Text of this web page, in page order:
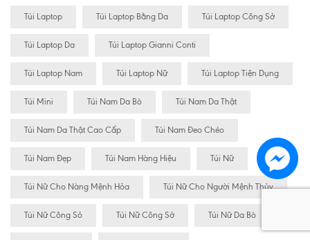
Túi Laptop Túi Laptop Bằng Da Túi Laptop Công Sở
Túi Laptop Da Túi Laptop Gianni Conti
Túi Laptop Nam Túi Laptop Nữ Túi Laptop Tiện Dụng
Túi Mini Túi Nam Da Bò Túi Nam Da Thật
Túi Nam Da Thật Cao Cấp Túi Nam Đeo Chéo
Túi Nam Đẹp Túi Nam Hàng Hiệu Túi Nữ
Túi Nữ Cho Nàng Mệnh Hỏa Túi Nữ Cho Người Mệnh Thủy
Túi Nữ Công Sỏ Túi Nữ Công Sở Túi Nữ Da Bò